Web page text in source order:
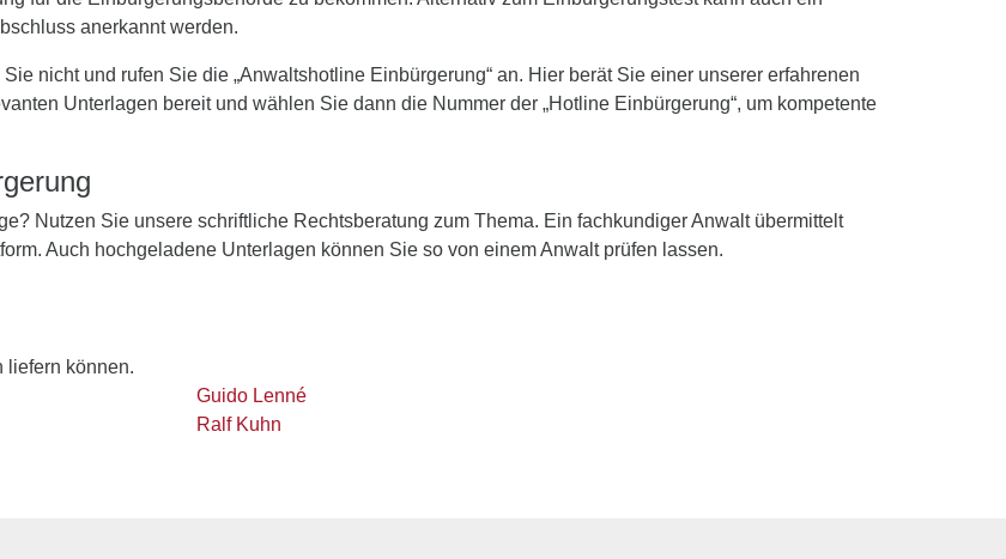
anerkannt werden.
nicht und rufen Sie die „Anwaltshotline Einbürgerung“ an. Hier berät Sie einer unserer erfahrenen
Unterlagen bereit und wählen Sie dann die Nummer der „Hotline Einbürgerung“, um kompetente
Nutzen Sie unsere schriftliche Rechtsberatung zum Thema. Ein fachkundiger Anwalt übermittelt
Auch hochgeladene Unterlagen können Sie so von einem Anwalt prüfen lassen.
liefern können.
Guido Lenné
Ralf Kuhn